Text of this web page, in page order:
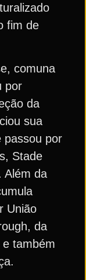
fim de
comuna
por
da
sua
passou por
Stade
Além da
União
da
também